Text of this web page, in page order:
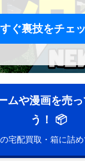
ぐ裏技をチェ
ムや漫画を売
う！ 📦
宅配買取・箱に詰